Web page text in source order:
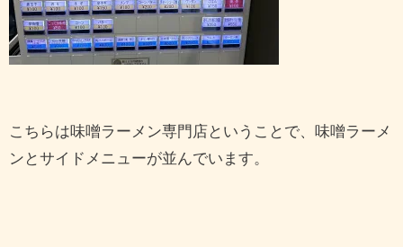
こちらは味噌ラーメン専門店ということで、味噌ラーメ
ンとサイドメニューが並んでいます。